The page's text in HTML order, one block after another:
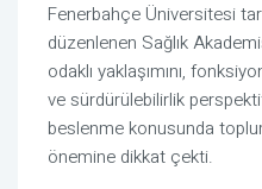
Fenerbahçe Üniversitesi
düzenlenen Sağlık
odaklı yaklaşımını,
ve sürdürülebilirlik
beslenme konusunda
önemine dikkat çekti.